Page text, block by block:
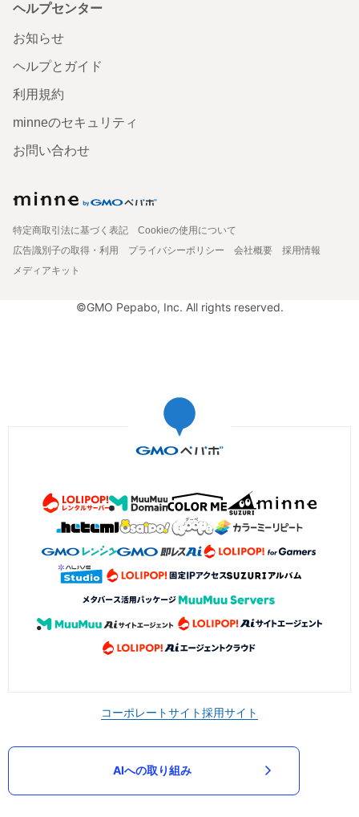
ヘルプセンター
お知らせ
ヘルプとガイド
利用規約
minneのセキュリティ
お問い合わせ
特定商取引法に基づく表記
Cookieの使用について
広告識別子の取得・利用
プライバシーポリシー 会社概要
採用情報
メディアキット
©GMO Pepabo, Inc. All rights reserved.
コーポレートサイト採用サイト
AIへの取り組み